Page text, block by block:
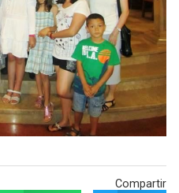
Compartir